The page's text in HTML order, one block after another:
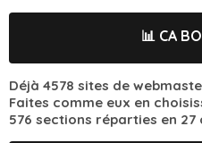
📊 CA
Déjà 4578 sites de
Faites comme eux en
576 sections réparties en